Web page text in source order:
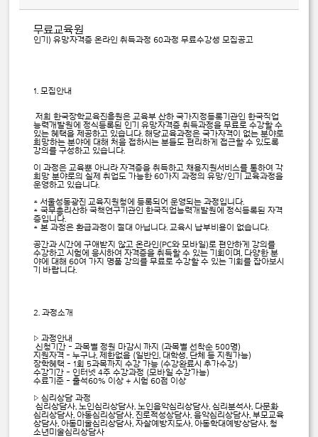
무료교육원
인기) 유망자격증 온라인 취득과정 60과정 무료수강생 모집공고
1. 모집안내
저희 한국장학교육진흥원은 교육부 산하 국가지정등록기관인 한국직업
능력개발원에 정식등록된 인기 유망자격증 취득과정을 무료로 수강할 수
있는 혜택을 제공하고 있습니다. 해당교육과정은 국가자격이 없는 분야로
희망하는 분야에 대해 처음 접하시는 분들도 편리하게 접근할 수 있도록
강의를 구성하고 있습니다.
이 과정은 교육뿐 아니라 자격증을 취득하고 채용지원서비스를 통하여 각
희망 분야로의 실제 취업도 가능한 60가지 과정의 유망/인기 교육과정을
운영하고 있습니다.
＊ 서울성동광진 교육지원청에 등록되어 운영되는 과정입니다.
＊ 국무총리산하 국책연구기관인 한국직업능력개발원에 정식등록된 자격
증입니다.
＊ 본 과정은 환급과정이 절대 아닙니다. 교육시 납부비용이 없습니다.
공간과 시간에 구애받지 않고 온라인(PC와 모바일)로 편안하게 강의를
수강하고 시험에 응시하여 자격증을 취득할 수 있는 기회이며, 다양한 분
야에 대해 60여 가지 명품 강의를 무료로 수강할 수 있는 기회를 잡아보시
기 바랍니다.
2. 과정소개
▷ 과정안내
신청기간 - 과목별 정원 마감시 까지 (과목별 선착순 500명)
지원자격 - 누구나, 제한없음 (일반인, 대학생, 단체 등 지원가능)
장학혜택 - 1회 5과목까지 수강 가능 (수강완료시 추가수강)
수강기간 - 인터넷 4주 수강과정 (모바일 수강가능)
수료기준 - 출석60％ 이상 + 시험 60점 이상
▷ 심리상담 과정
심리상담사, 노인심리상담사, 노인음악심리상담사, 심리분석사, 다문화
심리상담사, 아동심리상담사, 진로적성상담사, 음악심리상담사, 부모교육
상담사, 아동미술심리상담사, 자살예방지도사, 아동학대예방상담사, 청
소년미술심리상담사